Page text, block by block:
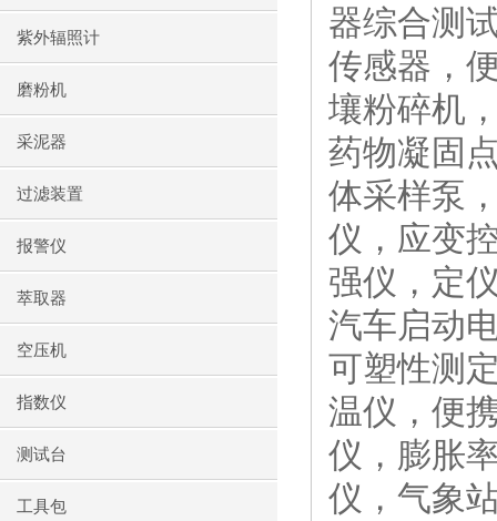
紫外辐照计
磨粉机
采泥器
过滤装置
报警仪
萃取器
空压机
指数仪
测试台
工具包
器综合测
传感器，
壤粉碎机
药物凝固
体采样泵
仪，应变
强仪，定
汽车启动
可塑性测
温仪，便
仪，膨胀
仪，气象